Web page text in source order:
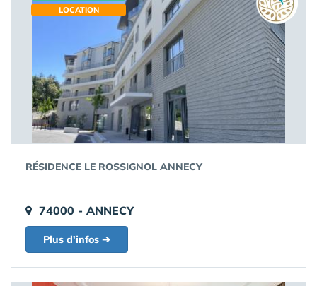
LOCATION
RÉSIDENCE LE ROSSIGNOL ANNECY
74000 - ANNECY
Plus d'infos ➔